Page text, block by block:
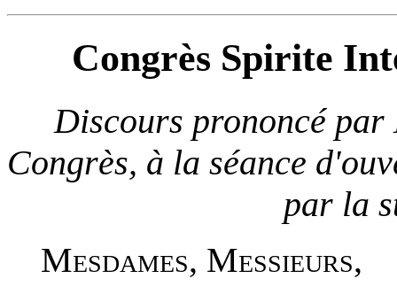
Congrès Spirite
Discours prononcé
Congrès, à la séance
par la
Mesdames, Messieurs,